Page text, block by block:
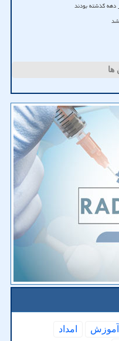
دهه گذشته بودند
ها
آموزش
امداد